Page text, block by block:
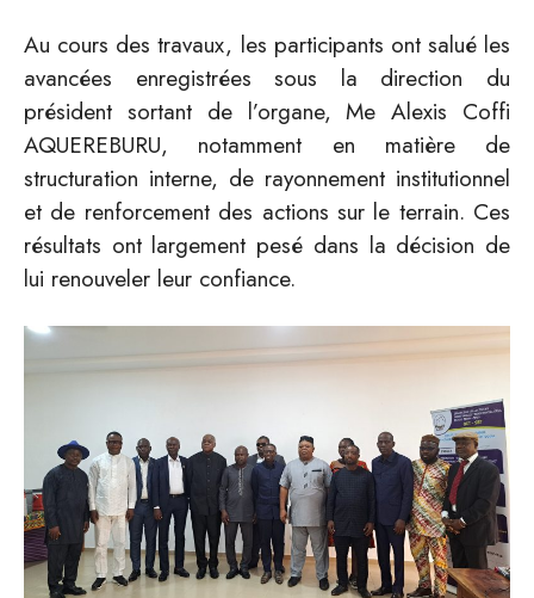
Au cours des travaux, les participants ont salué les
avancées enregistrées sous la direction du
président sortant de l’organe, Me Alexis Coffi
AQUEREBURU, notamment en matière de
structuration interne, de rayonnement institutionnel
et de renforcement des actions sur le terrain. Ces
résultats ont largement pesé dans la décision de
lui renouveler leur confiance.